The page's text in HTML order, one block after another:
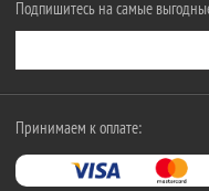
Подпишитесь на самые
Принимаем к оплате: